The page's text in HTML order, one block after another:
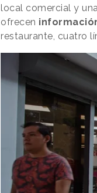
local comercial y
ofrecen
restaurante, cuatro